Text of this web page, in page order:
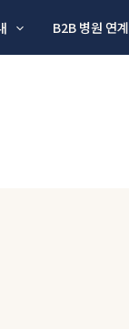
B2B 병원 연계